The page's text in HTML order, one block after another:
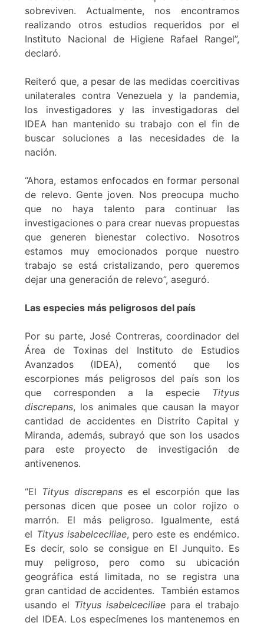
sobreviven. Actualmente, nos encontramos
realizando otros estudios requeridos por el
Instituto Nacional de Higiene Rafael Rangel”,
declaró.
Reiteró que, a pesar de las medidas coercitivas
unilaterales contra Venezuela y la pandemia,
los investigadores y las investigadoras del
IDEA han mantenido su trabajo con el fin de
buscar soluciones a las necesidades de la
nación.
“Ahora, estamos enfocados en formar personal
de relevo. Gente joven. Nos preocupa mucho
que no haya talento para continuar las
investigaciones o para crear nuevas propuestas
que generen bienestar colectivo. Nosotros
estamos muy emocionados porque nuestro
trabajo se está cristalizando, pero queremos
dejar una generación de relevo”, aseguró.
Las especies más peligrosos del país
Por su parte, José Contreras, coordinador del
Área de Toxinas del Instituto de Estudios
Avanzados (IDEA), comentó que los
escorpiones más peligrosos del país son los
que corresponden a la especie
Tityus
discrepans, los animales que causan la mayor
cantidad de accidentes en Distrito Capital y
Miranda, además, subrayó que son los usados
para este proyecto de investigación de
antivenenos.
“El Tityus discrepanses el escorpión que las
personas dicen que posee un color rojizo o
marrón. El más peligroso. Igualmente, está
el Tityus isabelceciliae, pero este es endémico.
Es decir, solo se consigue en El Junquito. Es
muy peligroso, pero como su ubicación
geográfica está limitada, no se registra una
gran cantidad de accidentes. También estamos
usando el Tityus isabelceciliaepara el trabajo
del IDEA. Los especímenes los mantenemos en